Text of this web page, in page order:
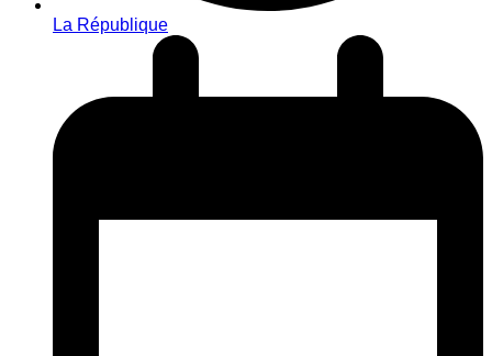
La République